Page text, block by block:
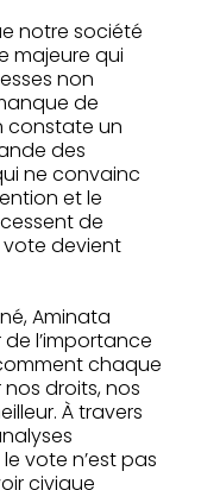
notre société
majeure qui
non
de
constate un
des
ne convainc
et le
de
vote devient
Aminata
l’importance
chaque
droits, nos
À travers
vote n’est pas
civique